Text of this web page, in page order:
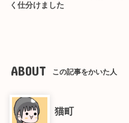
く仕分けました
ABOUT この記事をかいた人
猫町